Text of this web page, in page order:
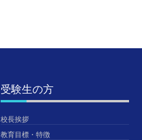
受験生の方
校長挨拶
教育目標・特徴